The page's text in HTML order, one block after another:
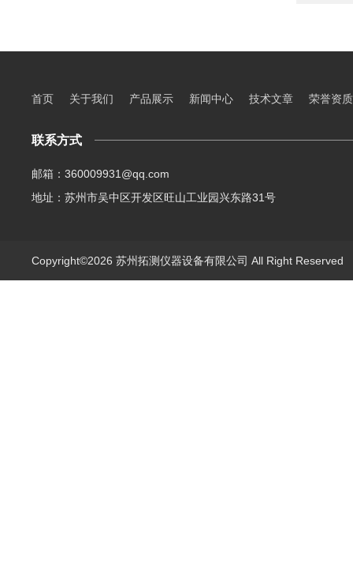
首页 关于我们 产品展示 新闻中心 技术文章 荣誉资质
联系方式
邮箱：360009931@qq.com
地址：苏州市吴中区开发区旺山工业园兴东路31号
Copyright©2026 苏州拓测仪器设备有限公司 All Right